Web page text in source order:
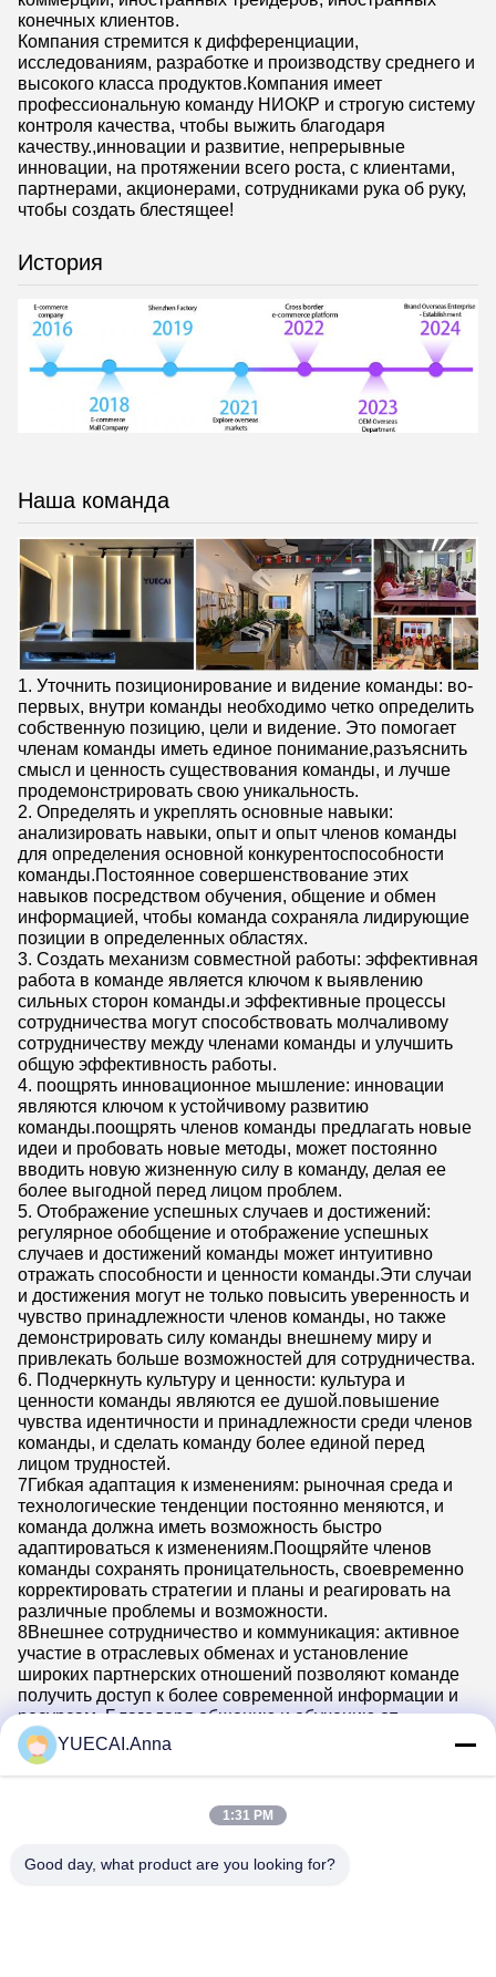
конечных клиентов.
Компания стремится к дифференциации,
исследованиям, разработке и производству среднего и
высокого класса продуктов.Компания имеет
профессиональную команду НИОКР и строгую систему
контроля качества, чтобы выжить благодаря
качеству.,инновации и развитие, непрерывные
инновации, на протяжении всего роста, с клиентами,
партнерами, акционерами, сотрудниками рука об руку,
чтобы создать блестящее!
История
Наша команда
1. Уточнить позиционирование и видение команды: во-
первых, внутри команды необходимо четко определить
собственную позицию, цели и видение. Это помогает
членам команды иметь единое понимание,разъяснить
смысл и ценность существования команды, и лучше
продемонстрировать свою уникальность.
2. Определять и укреплять основные навыки:
анализировать навыки, опыт и опыт членов команды
для определения основной конкурентоспособности
команды.Постоянное совершенствование этих
навыков посредством обучения, общение и обмен
информацией, чтобы команда сохраняла лидирующие
позиции в определенных областях.
3. Создать механизм совместной работы: эффективная
работа в команде является ключом к выявлению
сильных сторон команды.и эффективные процессы
сотрудничества могут способствовать молчаливому
сотрудничеству между членами команды и улучшить
общую эффективность работы.
4. поощрять инновационное мышление: инновации
являются ключом к устойчивому развитию
команды.поощрять членов команды предлагать новые
идеи и пробовать новые методы, может постоянно
вводить новую жизненную силу в команду, делая ее
более выгодной перед лицом проблем.
5. Отображение успешных случаев и достижений:
регулярное обобщение и отображение успешных
случаев и достижений команды может интуитивно
отражать способности и ценности команды.Эти случаи
и достижения могут не только повысить уверенность и
чувство принадлежности членов команды, но также
демонстрировать силу команды внешнему миру и
привлекать больше возможностей для сотрудничества.
6. Подчеркнуть культуру и ценности: культура и
ценности команды являются ее душой.повышение
чувства идентичности и принадлежности среди членов
команды, и сделать команду более единой перед
лицом трудностей.
7Гибкая адаптация к изменениям: рыночная среда и
технологические тенденции постоянно меняются, и
команда должна иметь возможность быстро
адаптироваться к изменениям.Поощряйте членов
команды сохранять проницательность, своевременно
корректировать стратегии и планы и реагировать на
различные проблемы и возможности.
8Внешнее сотрудничество и коммуникация: активное
участие в отраслевых обменах и установление
широких партнерских отношений позволяют команде
получить доступ к более современной информации и
ресурсам..Благодаря общению и обучению от
отличных внешних команд или отдельных лиц, новые
идеи и методы могут постоянно усваиваться, что еще
больше укрепляет общую силу команды.
YUECAI.Anna
1:31 PM
Good day, what product are you looking for?